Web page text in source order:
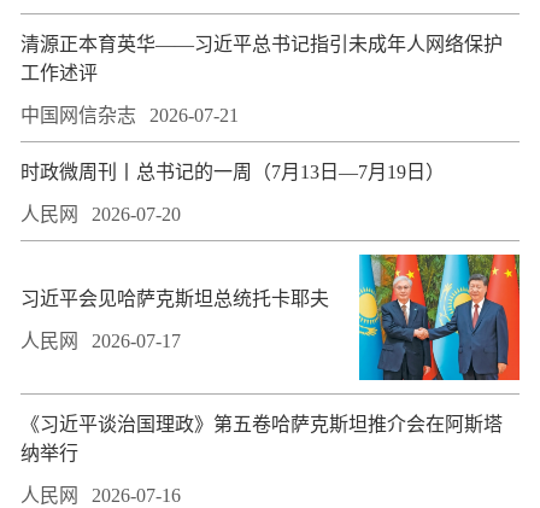
​清源正本育英华——习近平总书记指引未成年人网络保护
工作述评
中国网信杂志 2026-07-21
时政微周刊丨总书记的一周（7月13日—7月19日）
人民网 2026-07-20
习近平会见哈萨克斯坦总统托卡耶夫
人民网 2026-07-17
​《习近平谈治国理政》第五卷哈萨克斯坦推介会在阿斯塔
纳举行
人民网 2026-07-16